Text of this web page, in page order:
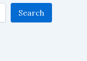
Search